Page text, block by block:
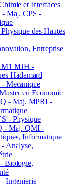
et Interfaces
Maj. CPS -
des Hautes
Entreprise
MJH -
Hadamard
Mecanique
en Economie
- Maj. MPRI -
- Physique
- Maj. QMI -
Informatique
Analyse,
Biologie,
Ingénierie